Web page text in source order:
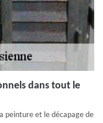
dans tout le
peinture et le décapage de